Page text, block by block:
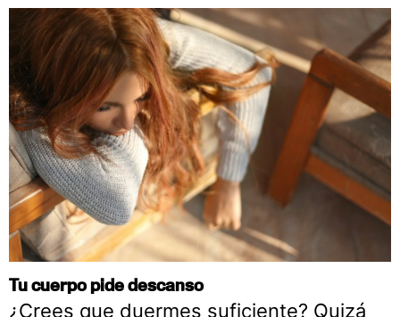
Tu cuerpo pide descanso
¿Crees que duermes suficiente? Quizá